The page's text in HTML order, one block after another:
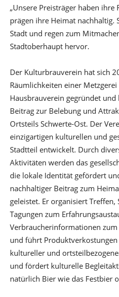
„Unsere Preisträger haben ihre
prägen ihre Heimat nachhaltig.
Stadt und regen zum
Stadtoberhaupt hervor.
Der Kulturbrauverein hat sich
Räumlichkeiten einer
Hausbrauverein gegründet
Beitrag zur Belebung und
Ortsteils Schwerte-Ost. Der
einzigartigen kulturellen und
Stadtteil entwickelt. Durch
Aktivitäten werden das
die lokale Identität gefördert
nachhaltiger Beitrag zum
geleistet. Er organisiert
Tagungen zum
Verbraucherinformationen
und führt
kultureller und
und fördert kulturelle
natürlich Bier wie das Festbier